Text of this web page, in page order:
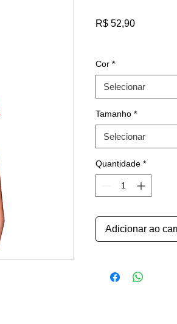
R$ 52,90Preço
Cor *
Selecionar
Tamanho *
Selecionar
Quantidade *
Adicionar ao